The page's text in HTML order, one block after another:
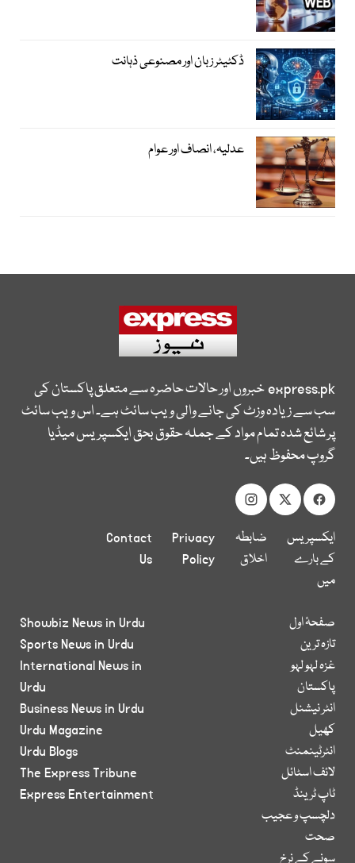
ڈکٹیٹر زبان اور مصنوعی ذہانت
عدلیہ، انصاف اور عوام
express.pkخبروں اور حالات حاضرہ سے متعلق پاکستان کی
سب سے زیادہ وزٹ کی جانے والی ویب سائٹ ہے۔ اس ویب سائٹ
پر شائع شدہ تمام مواد کے جملہ حقوق بحق ایکسپریس میڈیا
گروپ محفوظ ہیں۔
ایکسپریس
کے بارے
میں
ضابطہ
اخلاق
Privacy
Policy
Contact
Us
صفحۂ اول
تازہ ترین
غزہ لہو لہو
پاکستان
انٹر نیشنل
کھیل
انٹرٹینمنٹ
لائف اسٹائل
ٹاپ ٹرینڈ
دلچسپ و عجیب
صحت
سونے کے نرخ
Showbiz News in Urdu
Sports News in Urdu
International News in
Urdu
Business News in Urdu
Urdu Magazine
Urdu Blogs
The Express Tribune
Express Entertainment